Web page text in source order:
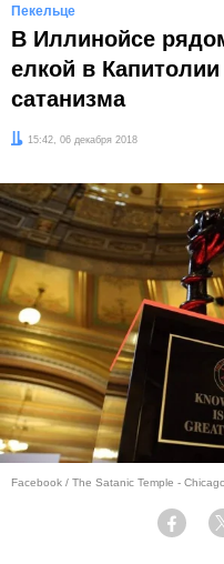
Пекельце
В Иллинойсе
елкой в
сатанизма
Дата:15:42, 06 декабря 2018
Facebook / The Satanic Temple -